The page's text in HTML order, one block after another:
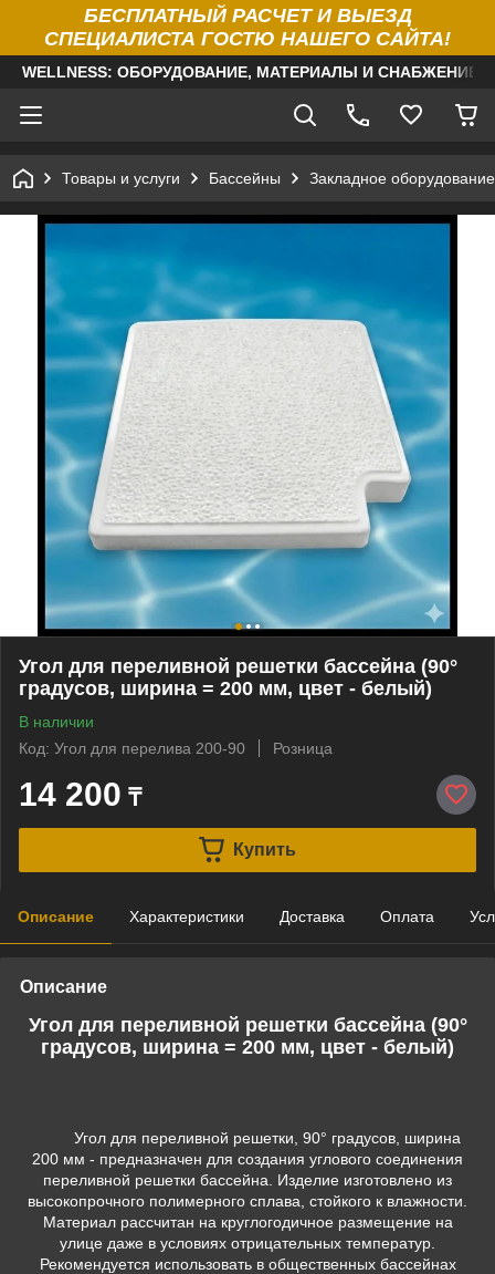
БЕСПЛАТНЫЙ РАСЧЕТ И ВЫЕЗД
СПЕЦИАЛИСТА ГОСТЮ НАШЕГО САЙТА!
WELLNESS: ОБОРУДОВАНИЕ, МАТЕРИАЛЫ И
Товары и услуги Бассейны Закладное
Угол для переливной решетки бассейна (90°
градусов, ширина = 200 мм, цвет - белый)
В наличии
Код: Угол для перелива 200-90
Розница
14 200 ₸
Купить
Описание Характеристики Доставка Оплата
Описание
Угол для переливной решетки бассейна (90°
градусов, ширина = 200 мм, цвет - белый)
Угол для переливной решетки, 90° градусов, ширина
200 мм - предназначен для создания углового соединения
переливной решетки бассейна. Изделие изготовлено из
высокопрочного полимерного сплава, стойкого к влажности.
Материал рассчитан на круглогодичное размещение на
улице даже в условиях отрицательных температур.
Рекомендуется использовать в общественных бассейнах